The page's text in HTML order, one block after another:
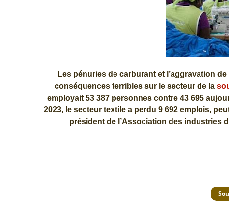
Les pénuries de carburant et l’aggravation
conséquences terribles sur le secteur de la
employait 53 387 personnes contre 43 695
2023, le secteur textile a perdu 9 692 emplois,
président de l’Association des industries